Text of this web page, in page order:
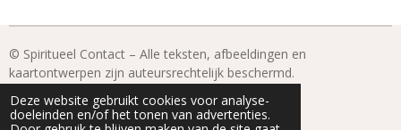
Deze website gebruikt cookies voor analyse-
doeleinden en/of het tonen van advertenties.
© Spiritueel Contact – Alle teksten, afbeeldingen en
kaartontwerpen zijn auteursrechtelijk beschermd.
© 2022 - 2026 Spiritueel Contact
Powered by JouwWeb